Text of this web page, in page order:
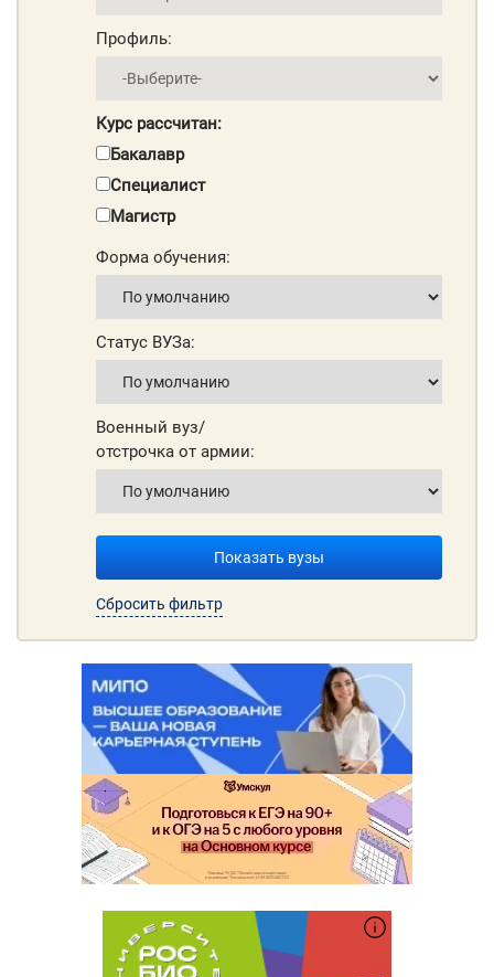
Профиль:
Курс рассчитан:
Бакалавр
Специалист
Магистр
Форма обучения:
Статус ВУЗа:
Военный вуз/
отстрочка от армии:
Показать вузы
Сбросить фильтр